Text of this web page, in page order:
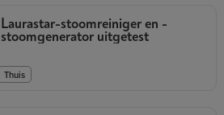
Laurastar-stoomreiniger en -
stoomgenerator uitgetest
Thuis